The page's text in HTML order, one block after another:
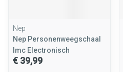
Nep
Nep Personenweegschaal
Imc Electronisch
€ 39,99